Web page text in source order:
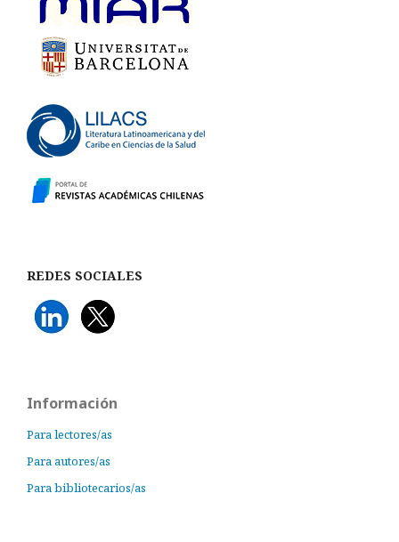
REDES SOCIALES
Información
Para lectores/as
Para autores/as
Para bibliotecarios/as